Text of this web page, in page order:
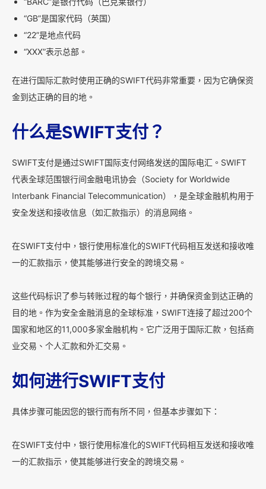
“GB”是国家代码（英国）
“22”是地点代码
“XXX”表示总部。
在进行国际汇款时使用正确的SWIFT代码非常重要，因为它确保资
金到达正确的目的地。
什么是SWIFT支付？
SWIFT支付是通过SWIFT国际支付网络发送的国际电汇。SWIFT
代表全球范围银行间金融电讯协会（Society for Worldwide
Interbank Financial Telecommunication），是全球金融机构用于
安全发送和接收信息（如汇款指示）的消息网络。
在SWIFT支付中，银行使用标准化的SWIFT代码相互发送和接收唯
一的汇款指示，使其能够进行安全的跨境交易。
这些代码标识了参与转账过程的每个银行，并确保资金到达正确的
目的地。作为安全金融消息的全球标准，SWIFT连接了超过200个
国家和地区的11,000多家金融机构。它广泛用于国际汇款，包括商
业交易、个人汇款和外汇交易。
如何进行SWIFT支付
具体步骤可能因您的银行而有所不同，但基本步骤如下：
在SWIFT支付中，银行使用标准化的SWIFT代码相互发送和接收唯
一的汇款指示，使其能够进行安全的跨境交易。